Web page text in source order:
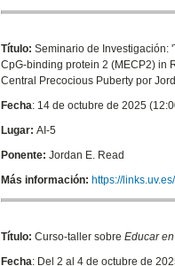
Título:Seminario de Investigación:
CpG-binding protein 2 (MECP2) in
Central Precocious Puberty por
Fecha: 14 de octubre de 2025
Lugar:AI-5
Ponente:Jordan E. Read
Más información: https://
Título:Curso-taller sobreEducar
Fecha: Del 2 al 4 de octubre de